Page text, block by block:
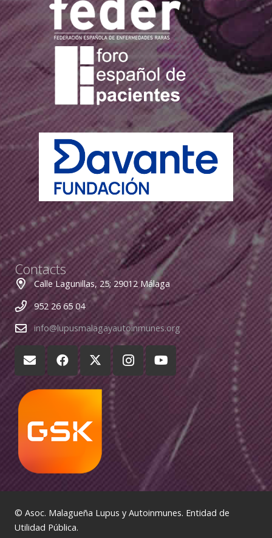
Contacts
Calle Lagunillas, 25; 29012 Málaga
952 26 65 04
info@lupusmalagayautoinmunes.org
© Asoc. Malagueña Lupus y Autoinmunes. Entidad de
Utilidad Pública.